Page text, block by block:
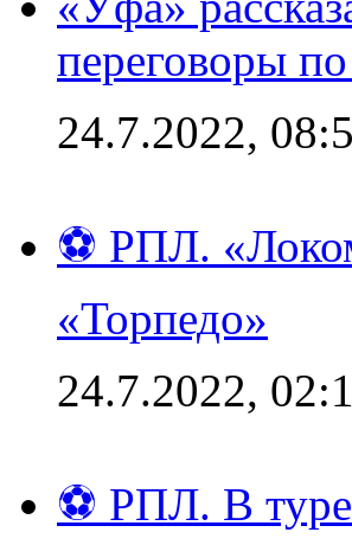
переговоры
24.7.2022,
⚽ РПЛ.
«Торпедо»
24.7.2022,
⚽ РПЛ. В